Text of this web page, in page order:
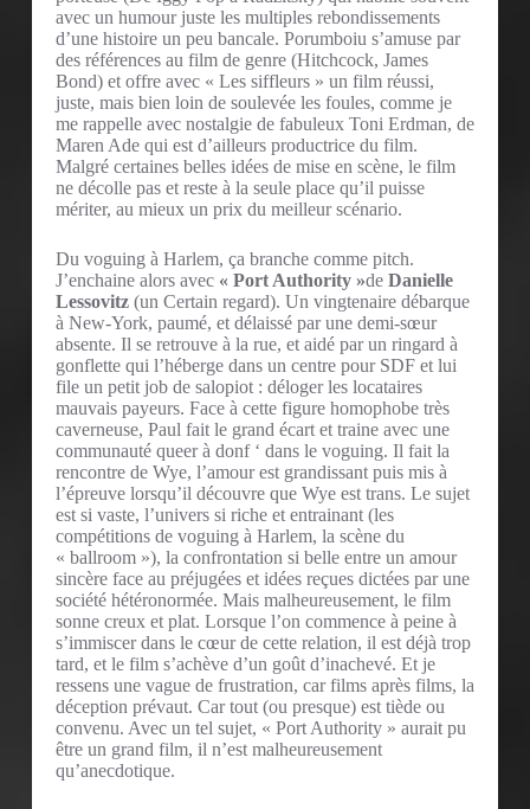
avec un humour juste les multiples rebondissements
d’une histoire un peu bancale. Porumboiu s’amuse par
des références au film de genre (Hitchcock, James
Bond) et offre avec « Les siffleurs » un film réussi,
juste, mais bien loin de soulevée les foules, comme je
me rappelle avec nostalgie de fabuleux Toni Erdman, de
Maren Ade qui est d’ailleurs productrice du film.
Malgré certaines belles idées de mise en scène, le film
ne décolle pas et reste à la seule place qu’il puisse
mériter, au mieux un prix du meilleur scénario.
Du voguing à Harlem, ça branche comme pitch.
J’enchaine alors avec « Port Authority »de Danielle
Lessovitz(un Certain regard). Un vingtenaire débarque
à New-York, paumé, et délaissé par une demi-sœur
absente. Il se retrouve à la rue, et aidé par un ringard à
gonflette qui l’héberge dans un centre pour SDF et lui
file un petit job de salopiot : déloger les locataires
mauvais payeurs. Face à cette figure homophobe très
caverneuse, Paul fait le grand écart et traine avec une
communauté queer à donf ‘ dans le voguing. Il fait la
rencontre de Wye, l’amour est grandissant puis mis à
l’épreuve lorsqu’il découvre que Wye est trans. Le sujet
est si vaste, l’univers si riche et entrainant (les
compétitions de voguing à Harlem, la scène du
« ballroom »), la confrontation si belle entre un amour
sincère face au préjugées et idées reçues dictées par une
société hétéronormée. Mais malheureusement, le film
sonne creux et plat. Lorsque l’on commence à peine à
s’immiscer dans le cœur de cette relation, il est déjà trop
tard, et le film s’achève d’un goût d’inachevé. Et je
ressens une vague de frustration, car films après films, la
déception prévaut. Car tout (ou presque) est tiède ou
convenu. Avec un tel sujet, « Port Authority » aurait pu
être un grand film, il n’est malheureusement
qu’anecdotique.